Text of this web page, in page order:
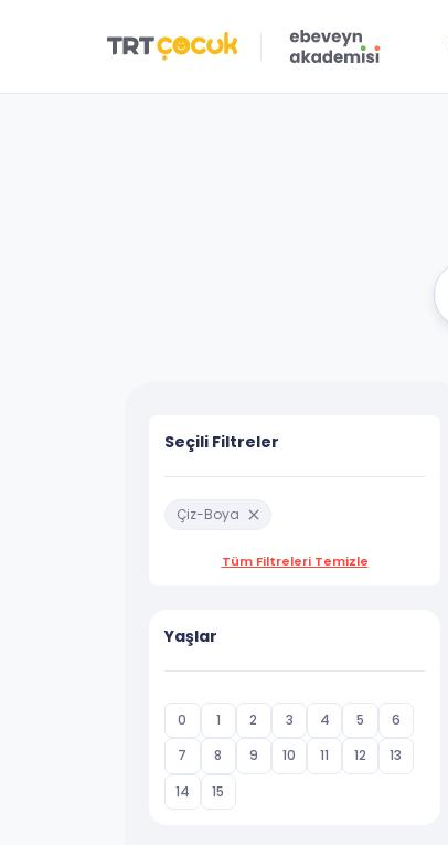
Seçili Filtreler
Çiz-Boya
Tüm Filtreleri Temizle
Yaşlar
0 1 2 3 4 5 6
7 8 9 10 11 12 13
14 15